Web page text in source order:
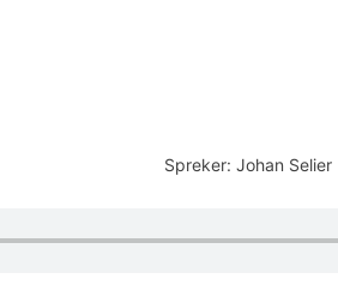
Spreker: Johan Selier